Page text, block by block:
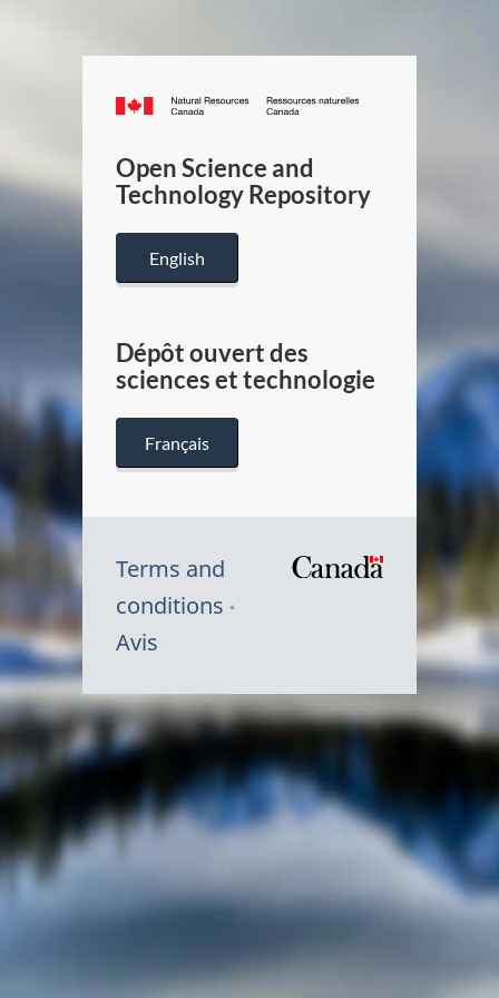
Canada.ca
/
Canada
Open Science and
Technology Repository
English
Dépôt ouvert des
sciences et technologie
Français
Terms and
conditions
Avis
Symbole
du
Canada